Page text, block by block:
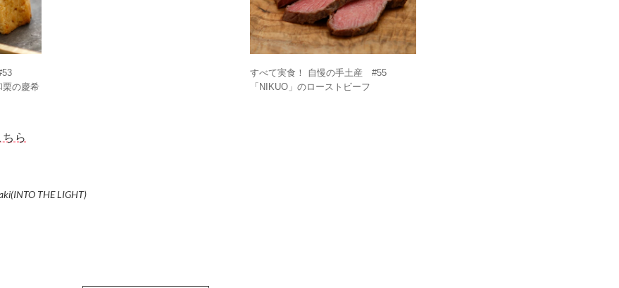
栗の慶希
すべて実食！ 自慢の手土産 #55
「NIKUO」のローストビーフ
ら
THE LIGHT)